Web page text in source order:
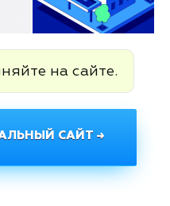
на сайте.
САЙТ →